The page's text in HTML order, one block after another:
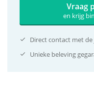
Vraag
en krijg
Direct contact met
Unieke beleving